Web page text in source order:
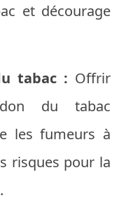
et décourage
tabac : Offrir
du tabac
les fumeurs à
risques pour la